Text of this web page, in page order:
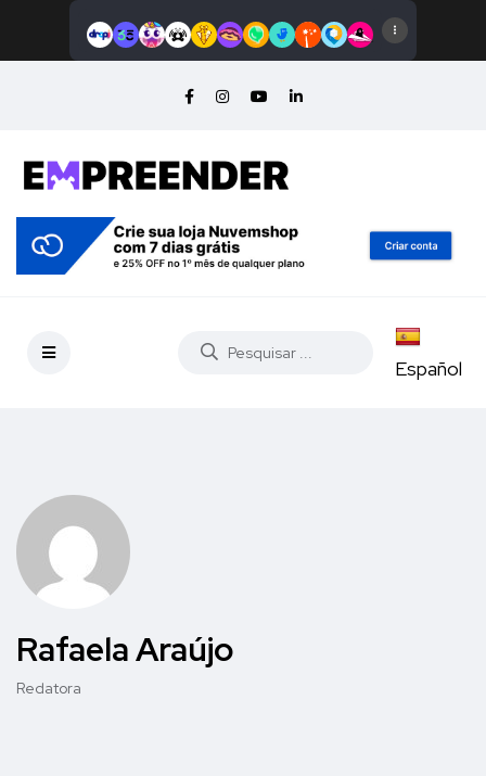
Español
Rafaela Araújo
Redatora